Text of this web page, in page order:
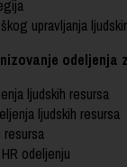
upravljanja
odeljenja
ljudskih resursa
ljudskih resursa
resursa
odeljenju